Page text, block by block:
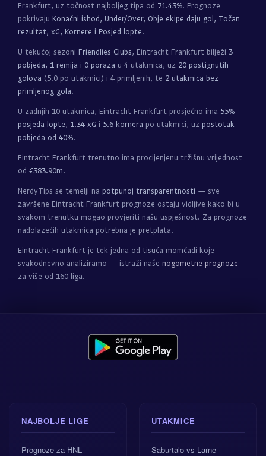
Frankfurt, uz točnost najboljeg tipa od 71.43%. Prognoze
pokrivaju Konačni ishod, Under/Over, Obje ekipe daju gol, Točan
rezultat, xG, Kornere i Posjed lopte.
U tekućoj sezoni Friendlies Clubs, Eintracht Frankfurt bilježi 3
pobjeda, 1 remija i 0 poraza u 4 utakmica, uz 20 postignutih
golova (5.0 po utakmici) i 4 primljenih, te 2 utakmica bez
primljenog gola.
U zadnjih 10 utakmica, Eintracht Frankfurt prosječno ima 55%
posjeda lopte, 1.34 xG i 5.6 kornera po utakmici, uz postotak
pobjeda od 40%.
Eintracht Frankfurt trenutno ima procijenjenu tržišnu vrijednost
od €383.90m.
NerdyTips se temelji na potpunoj transparentnosti — sve
završene Eintracht Frankfurt prognoze ostaju vidljive kako bi u
svakom trenutku mogao provjeriti našu uspješnost. Za prognoze
nadolazećih utakmica potrebna je pretplata.
Eintracht Frankfurt je tek jedna od tisuća momčadi koje
svakodnevno analiziramo — istraži naše nogometne prognoze
za više od 160 liga.
NAJBOLJE LIGE
Prognoze za HNL
UTAKMICE
Saburtalo vs Larne